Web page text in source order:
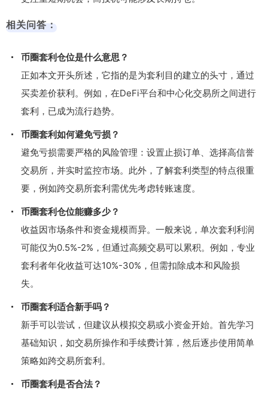
相关问答：
币圈套利仓位是什么意思？
正如本文开头所述，它指的是为套利目的建立的头寸，通过
买卖差价获利。例如，在DeFi平台和中心化交易所之间进行
套利，已成为流行趋势。
币圈套利如何避免亏损？
避免亏损需要严格的风险管理：设置止损订单、选择高信誉
交易所，并实时监控市场。此外，了解套利类型的特点很重
要，例如跨交易所套利需优先考虑转账速度。
币圈套利仓位能赚多少？
收益因市场条件和资金规模而异。一般来说，单次套利利润
可能仅为0.5%-2%，但通过高频交易可以累积。例如，专业
套利者年化收益可达10%-30%，但需扣除成本和风险损
失。
币圈套利适合新手吗？
新手可以尝试，但建议从模拟交易或小资金开始。首先学习
基础知识，如交易所操作和手续费计算，然后逐步使用简单
策略如跨交易所套利。
币圈套利是否合法？